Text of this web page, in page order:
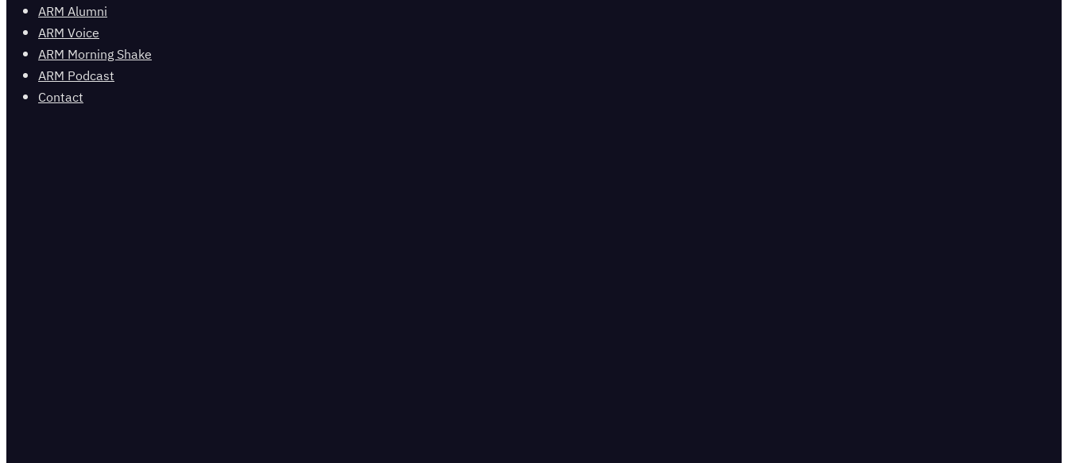
ARM Alumni
ARM Voice
ARM Morning Shake
ARM Podcast
Contact